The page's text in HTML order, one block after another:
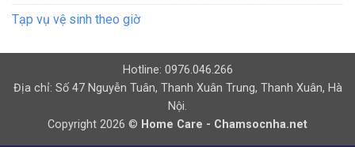
Tạp vụ vệ sinh theo giờ
Hotline: 0976.046.266
Địa chỉ: Số 47 Nguyễn Tuân, Thanh Xuân Trung, Thanh Xuân, Hà
Nội.
Copyright 2026 © Home Care - Chamsocnha.net